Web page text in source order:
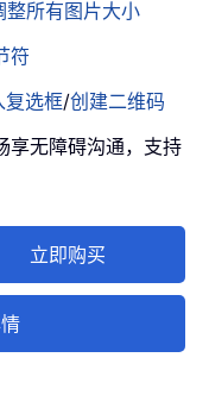
整所有图片大小
符
复选框/创建二维码
享无障碍沟通，支持
立即购买